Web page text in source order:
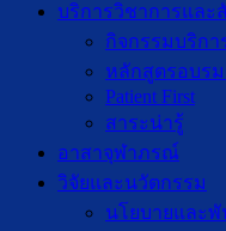
บริการวิชาการและ
กิจกรรมบริกา
หลักสูตรอบร
Patient First
สาระน่ารู้
อาสาจุฬาภรณ์
วิจัยและนวัตกรรม
นโยบายและ